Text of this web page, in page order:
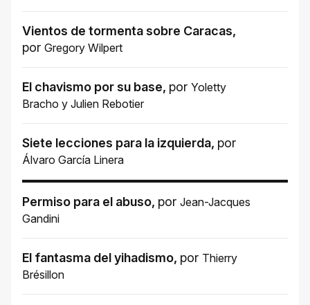
Vientos de tormenta sobre Caracas,
por Gregory Wilpert
El chavismo por su base, por Yoletty
Bracho y Julien Rebotier
Siete lecciones para la izquierda, por
Álvaro García Linera
Permiso para el abuso, por Jean-Jacques
Gandini
El fantasma del yihadismo, por Thierry
Brésillon